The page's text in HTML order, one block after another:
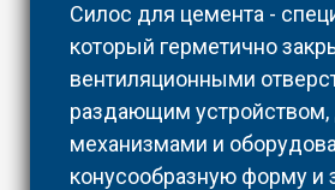
Силос для цемента -
который герметично
вентиляционными
раздающим
механизмами и
конусообразную форму и